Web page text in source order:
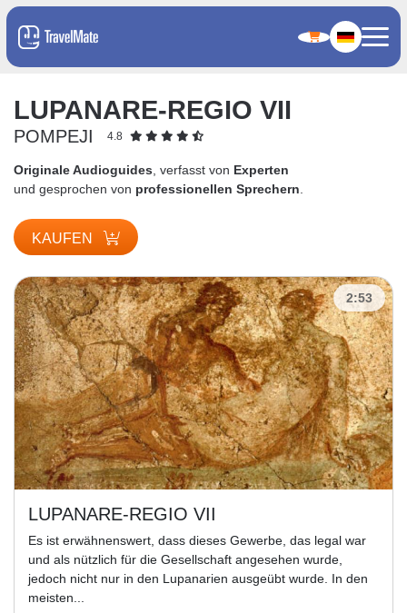
LUPANARE-REGIO VII
POMPEJI 4.8
Originale Audioguides , verfasst von Experten
und gesprochen von professionellen Sprechern
KAUFEN
2:53
LUPANARE-REGIO VII
Es ist erwähnenswert, dass dieses Gewerbe, das legal war
und als nützlich für die Gesellschaft angesehen wurde,
jedoch nicht nur in den Lupanarien ausgeübt wurde. In den
meisten...